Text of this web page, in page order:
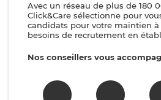
Avec un réseau de plus de 180
Click&Care sélectionne pour
candidats pour votre maintien
besoins de recrutement en
Nos conseillers vous